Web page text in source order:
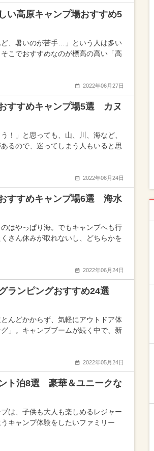
い高原キャンプ場おすすめ5
ど、暑いのが苦手…」という人は多い
こでおすすめなのが標高の高い「高
2022年06月27日
すすめキャンプ場5選 カヌ
！」と思っても、山、川、海など、
るので、迷ってしまう人もいると思
2022年06月24日
おすすめキャンプ場6選 海水
はやっぱり海。でもキャンプへも行
さん休みが取れないし、どちらかを
2022年06月24日
ランピングおすすめ24選
んどかからず、気軽にアウトドア体
」。キャンプブームが続く中で、新
2022年05月24日
ント泊8選 豪華＆ユニークな
は、子供も大人も楽しめるレジャー
キャンプ体験をしたいファミリー